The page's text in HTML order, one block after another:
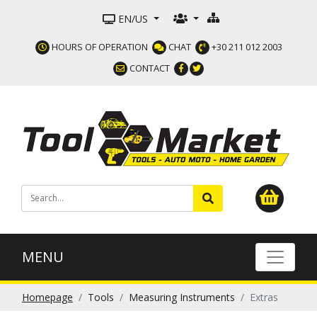
EN/US
HOURS OF OPERATION CHAT
+30 211 012 2003
CONTACT
MENU
Homepage Tools Measuring Instruments Extras